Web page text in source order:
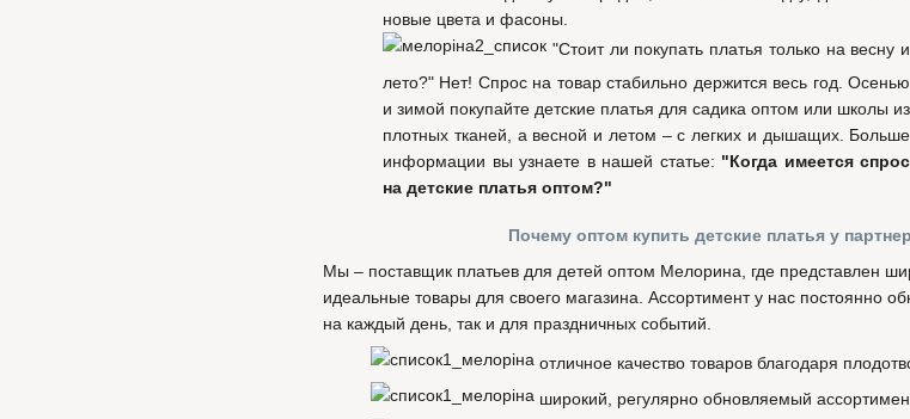
новые цвета и фасоны.
"Стоит ли покупать платья только на весну и
лето?" Нет! Спрос на товар стабильно держится весь год. Осенью
и зимой покупайте детские платья для садика оптом или школы из
плотных тканей, а весной и летом – с легких и дышащих. Больше
информации вы узнаете в нашей статье: "Когда имеется спрос
на детские платья оптом?"
Почему оптом купить детские платья у
Мы – поставщик платьев для детей оптом Мелорина, где представлен
идеальные товары для своего магазина. Ассортимент у нас постоянно
на каждый день, так и для праздничных событий.
отличное качество товаров благодаря
широкий, регулярно обновляемый